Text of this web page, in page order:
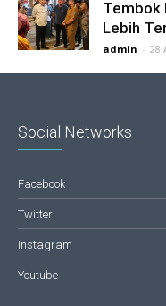
Tembok
Lebih
admin - 28
Social Networks
Facebook
Twitter
Instagram
Youtube